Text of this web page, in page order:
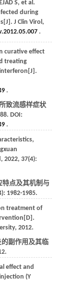
S, et al .
during
J Clin Virol ,
.
curative effect
treating
.
致流感样症状
DOI:
.
, 2022, 37(4):
特点及其机制与
1982-1985.
treatment of
2012.
副作用及其临
.
effect and
(Y